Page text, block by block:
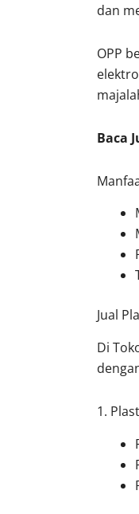
dan
OPP
Baca
Jual
Di
1.